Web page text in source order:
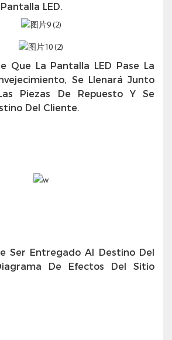
LED.
Que La Pantalla LED Pase La
Se Llenará Junto
Piezas De Repuesto Y Se
Del Cliente.
Ser Entregado Al Destino Del
De Efectos Del Sitio